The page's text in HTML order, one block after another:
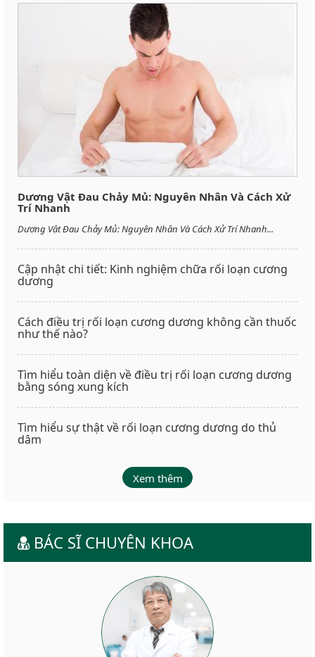
Dương Vật Đau Chảy Mủ: Nguyên Nhân Và Cách Xử
Trí Nhanh
Dương Vật Đau Chảy Mủ: Nguyên Nhân Và Cách Xử Trí Nhanh...
Cập nhật chi tiết: Kinh nghiệm chữa rối loạn cương
dương
Cách điều trị rối loạn cương dương không cần thuốc
như thế nào?
Tìm hiểu toàn diện về điều trị rối loạn cương dương
bằng sóng xung kích
Tìm hiểu sự thật về rối loạn cương dương do thủ
dâm
Xem thêm
BÁC SĨ CHUYÊN KHOA